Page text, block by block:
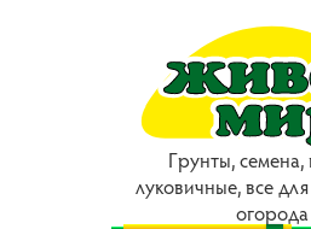
Гpyнты, ceмeнa,
лyкoвичныe, вce
oгopoдa